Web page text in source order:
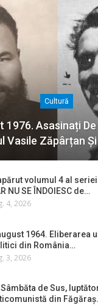
Cultură
1976. Asasinați
Vasile Zăpârțan
volumul 4 al seriei
NU SE ÎNDOIESC de…
4, 2026
1964. Eliberarea
din România…
3, 2026
Sâmbăta de Sus,
din